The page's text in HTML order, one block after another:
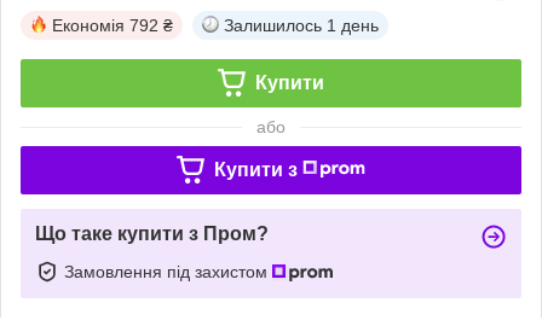
Економія 792 ₴ Залишилось 1 день
Купити
або
Купити з
Що таке купити з Пром?
Замовлення під захистом